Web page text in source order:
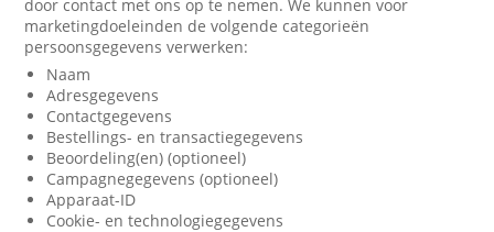
door contact met ons op te nemen. We kunnen voor
marketingdoeleinden de volgende categorieën
persoonsgegevens verwerken:
Naam
Adresgegevens
Contactgegevens
Bestellings- en transactiegegevens
Beoordeling(en) (optioneel)
Campagnegegevens (optioneel)
Apparaat-ID
Cookie- en technologiegegevens